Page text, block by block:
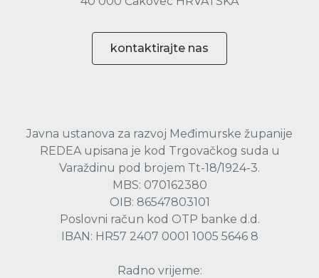
kontaktirajte nas
Javna ustanova za razvoj Međimurske županije
REDEA upisana je kod Trgovačkog suda u
Varaždinu pod brojem Tt-18/1924-3.
MBS: 070162380
OIB: 86547803101
Poslovni račun kod OTP banke d.d.
IBAN: HR57 2407 0001 1005 5646 8
Radno vrijeme: